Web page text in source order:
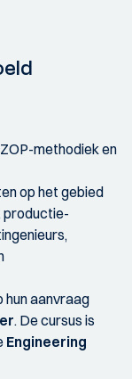
methodiek en
op het gebied
productie-
hun aanvraag
. De cursus is
Engineering